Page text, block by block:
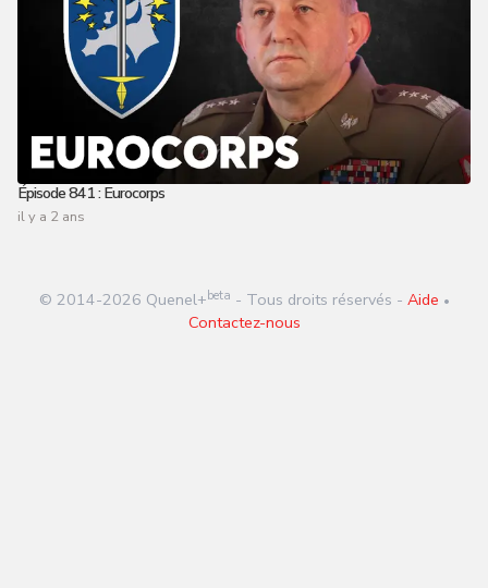
Épisode 841 : Eurocorps
il y a 2 ans
© 2014-2026 Quenel+beta - Tous droits réservés - Aide •
Contactez-nous